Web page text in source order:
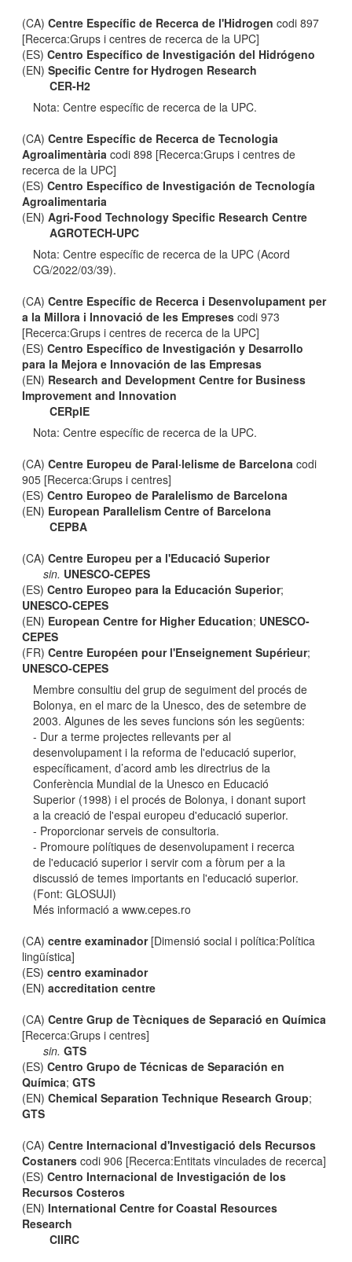
(CA)Centre Específic de Recerca de l'Hidrogen codi 897
[Recerca:Grups i centres de recerca de la UPC]
(ES)Centro Específico de Investigación del Hidrógeno
(EN)Specific Centre for Hydrogen Research
CER-H2
Nota: Centre específic de recerca de la UPC.
(CA)Centre Específic de Recerca de Tecnologia
Agroalimentària codi 898 [Recerca:Grups i centres de
recerca de la UPC]
(ES)Centro Específico de Investigación de Tecnología
Agroalimentaria
(EN)Agri-Food Technology Specific Research Centre
AGROTECH-UPC
Nota: Centre específic de recerca de la UPC (Acord
CG/2022/03/39).
(CA)Centre Específic de Recerca i Desenvolupament per
a la Millora i Innovació de les Empreses codi 973
[Recerca:Grups i centres de recerca de la UPC]
(ES)Centro Específico de Investigación y Desarrollo
para la Mejora e Innovación de las Empresas
(EN) Research and Development Centre for Business
Improvement and Innovation
CERpIE
Nota: Centre específic de recerca de la UPC.
(CA)Centre Europeu de Paral·lelisme de Barcelona codi
905 [Recerca:Grups i centres]
(ES)Centro Europeo de Paralelismo de Barcelona
(EN) European Parallelism Centre of Barcelona
CEPBA
(CA)Centre Europeu per a l'Educació Superior
sin. UNESCO-CEPES
(ES)Centro Europeo para la Educación Superior;
UNESCO-CEPES
(EN) European Centre for Higher Education; UNESCO-
CEPES
(FR)Centre Européen pour l'Enseignement Supérieur;
UNESCO-CEPES
Membre consultiu del grup de seguiment del procés de
Bolonya, en el marc de la Unesco, des de setembre de
2003. Algunes de les seves funcions són les següents:
- Dur a terme projectes rellevants per al
desenvolupament i la reforma de l'educació superior,
específicament, d’acord amb les directrius de la
Conferència Mundial de la Unesco en Educació
Superior (1998) i el procés de Bolonya, i donant suport
a la creació de l'espai europeu d'educació superior.
- Proporcionar serveis de consultoria.
- Promoure polítiques de desenvolupament i recerca
de l'educació superior i servir com a fòrum per a la
discussió de temes importants en l'educació superior.
(Font: GLOSUJI)
Més informació a www.cepes.ro
(CA)centre examinador[Dimensió social i política:Política
lingüística]
(ES)centro examinador
(EN)accreditation centre
(CA)Centre Grup de Tècniques de Separació en Química
[Recerca:Grups i centres]
sin. GTS
(ES)Centro Grupo de Técnicas de Separación en
Química;GTS
(EN)Chemical Separation Technique Research Group;
GTS
(CA)Centre Internacional d'Investigació dels Recursos
Costaners codi 906 [Recerca:Entitats vinculades de recerca]
(ES)Centro Internacional de Investigación de los
Recursos Costeros
(EN)International Centre for Coastal Resources
Research
CIIRC